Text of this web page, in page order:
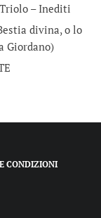
– Inediti
divina, o lo
Giordano)
CONDIZIONI